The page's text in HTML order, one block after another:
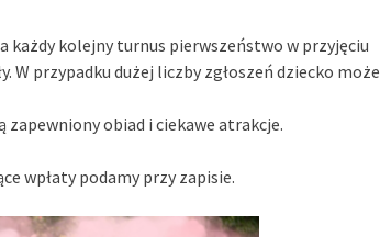
każdy kolejny turnus pierwszeństwo w przyjęciu
W przypadku dużej liczby zgłoszeń dziecko może
zapewniony obiad i ciekawe atrakcje.
wpłaty podamy przy zapisie.